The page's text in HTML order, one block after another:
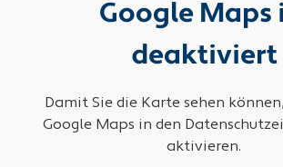
Google Maps
deaktiviert
Damit Sie die Karte sehen
Google Maps in den
aktivieren.